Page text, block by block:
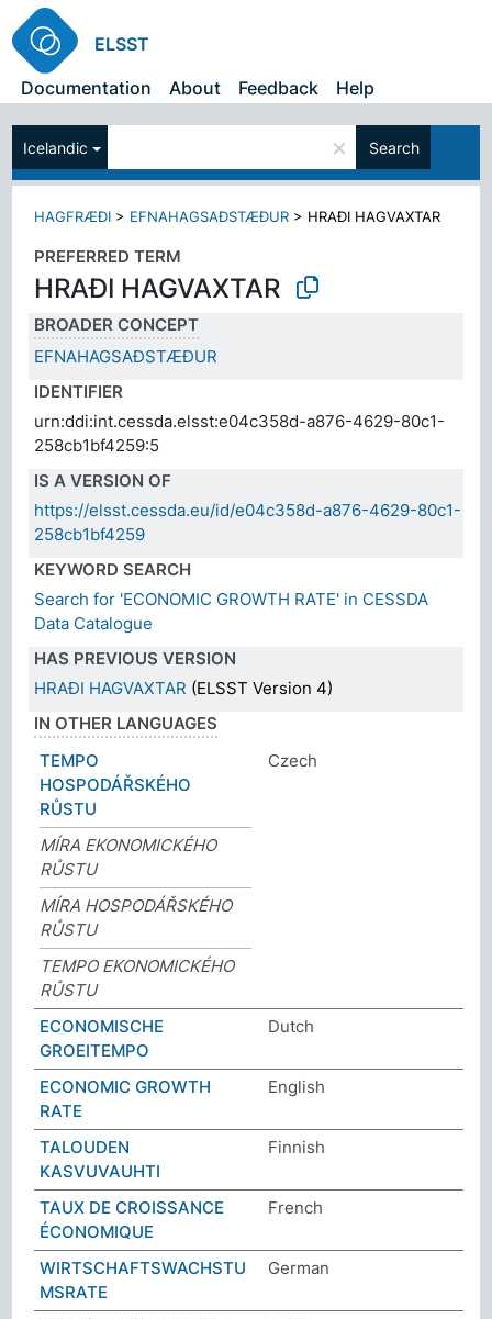
ELSST
Documentation
About Feedback Help
Icelandic × Search
HAGFRÆÐI > EFNAHAGSAÐSTÆÐUR > HRAÐI HAGVAXTAR
PREFERRED TERM
HRAÐI HAGVAXTAR
BROADER CONCEPT
EFNAHAGSAÐSTÆÐUR
IDENTIFIER
urn:ddi:int.cessda.elsst:e04c358d-a876-4629-80c1-
258cb1bf4259:5
IS A VERSION OF
https://elsst.cessda.eu/id/e04c358d-a876-4629-80c1-
258cb1bf4259
KEYWORD SEARCH
Search for 'ECONOMIC GROWTH RATE' in CESSDA
Data Catalogue
HAS PREVIOUS VERSION
HRAÐI HAGVAXTAR (ELSST Version 4)
IN OTHER LANGUAGES
TEMPO
HOSPODÁŘSKÉHO
RŮSTU
Czech
MÍRA EKONOMICKÉHO
RŮSTU
MÍRA HOSPODÁŘSKÉHO
RŮSTU
TEMPO EKONOMICKÉHO
RŮSTU
ECONOMISCHE
GROEITEMPO
Dutch
ECONOMIC GROWTH
RATE
English
TALOUDEN
KASVUVAUHTI
Finnish
TAUX DE CROISSANCE
ÉCONOMIQUE
French
WIRTSCHAFTSWACHSTU
MSRATE
German